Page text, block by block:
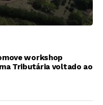
workshop
Tributária voltado ao